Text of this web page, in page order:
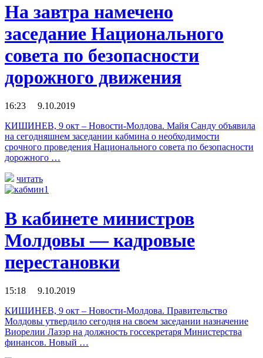
На завтра намечено
заседание Национального
совета по безопасности
дорожного движения
16:23 9.10.2019
КИШИНЕВ, 9 окт – Новости-Молдова. Майя Санду объявила
на сегодняшнем заседании кабмина о необходимости
срочного проведения Национального совета по безопасности
дорожного …
читать
В кабинете министров
Молдовы — кадровые
перестановки
15:18 9.10.2019
КИШИНЕВ, 9 окт – Новости-Молдова. Правительство
Молдовы утвердило сегодня на своем заседании назначение
Виорелии Лазэр на должность госсекретаря Министерства
финансов. Новый …